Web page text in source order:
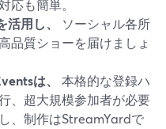
応も簡単。
用し、
ソーシャル各所
品質ショーを届けましょ
は、
本格的な登録ハ
、超大規模参加者が必要
、制作はStreamYardで